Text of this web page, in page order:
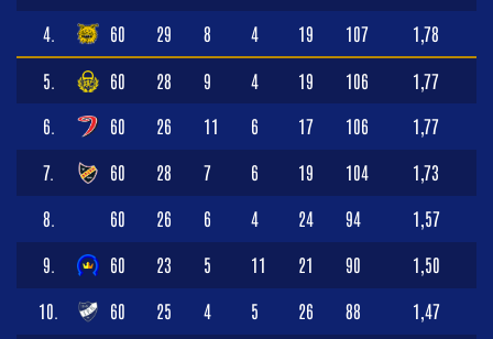
4. 60 29 8 4 19 107 1,78
5. 60 28 9 4 19 106 1,77
6. 60 26 11 6 17 106 1,77
7. 60 28 7 6 19 104 1,73
8. 60 26 6 4 24 94 1,57
9. 60 23 5 11 21 90 1,50
10. 60 25 4 5 26 88 1,47